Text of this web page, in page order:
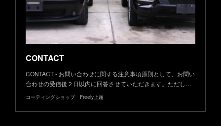
CONTACT
CONTACT - お問い合わせに関する注意事項原則として、お問い
合わせの受信後２日以内に回答させていただきます。ただし…
コーティングショップ Freely上越